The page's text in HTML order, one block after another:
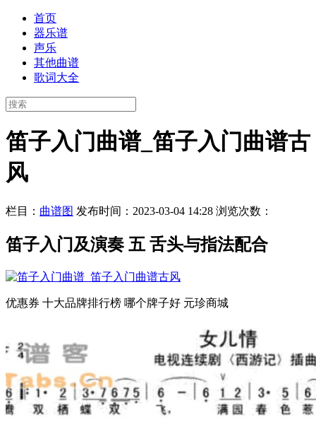
首页
器乐谱
声乐
其他曲谱
歌词大全
笛子入门曲谱_笛子入门曲谱古
风
栏目： 曲谱图 发布时间：2023-03-04 14:28 浏览次数：
笛子入门及演奏 五 舌头与指法配合
优惠券 十大品牌排行榜 哪个牌子好 元珍商城